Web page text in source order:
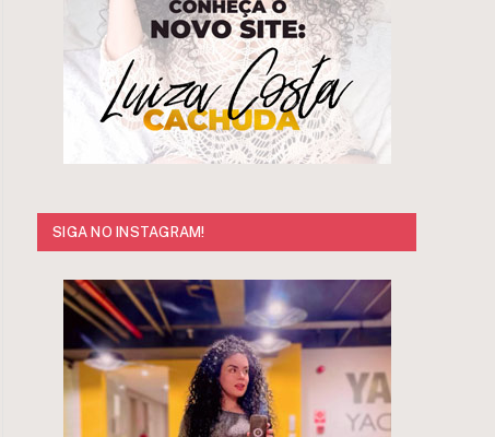
SIGA NO INSTAGRAM!